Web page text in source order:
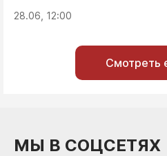
28.06, 12:00
Смотреть
МЫ В СОЦСЕТЯХ